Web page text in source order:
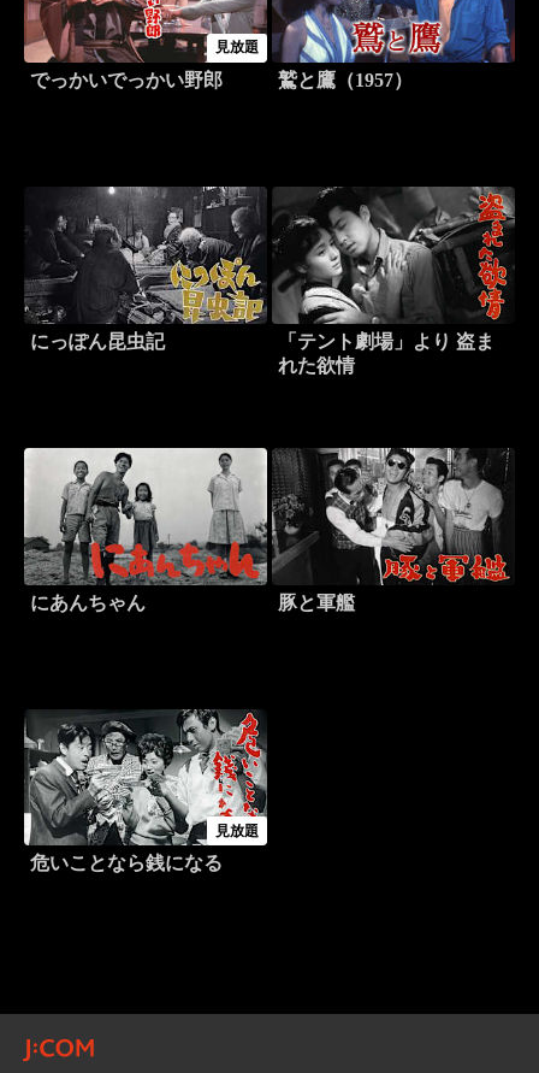
見放題
でっかいでっかい野郎 鷲と鷹（1957）
にっぽん昆虫記
「テント劇場」より 盗ま
れた欲情
にあんちゃん 豚と軍艦
見放題
危いことなら銭になる